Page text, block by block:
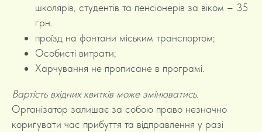
школярів, студентів та пенсіонерів за віком – 35
грн.
проїзд на фонтани міським транспортом;
Особисті витрати;
Харчування не прописане в програмі.
Вартість вхідних квитків може змінюватись.
Організатор залишає за собою право незначно
коригувати час прибуття та відправлення у разі